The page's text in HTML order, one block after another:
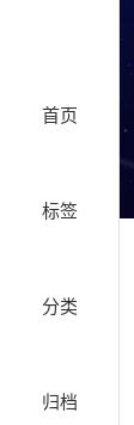
首页
标签
分类
归档